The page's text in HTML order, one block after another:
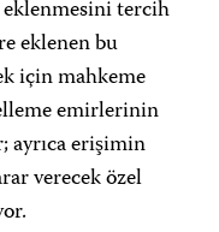
tercih
eklenen bu
için mahkeme
emirlerinin
ayrıca erişimin
verecek özel